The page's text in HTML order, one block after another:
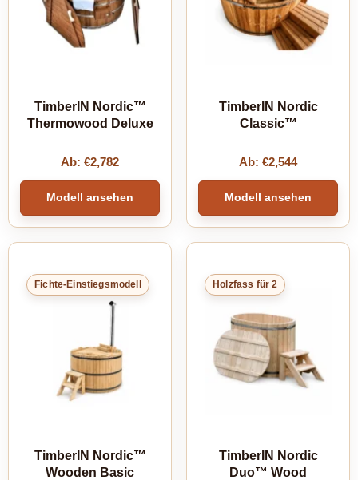
TimberIN Nordic™
Thermowood Deluxe
Ab: €2,782
Modell ansehen
TimberIN Nordic
Classic™
Ab: €2,544
Modell ansehen
Fichte-Einstiegsmodell
TimberIN Nordic™
Wooden Basic
Holzfass für 2
TimberIN Nordic
Duo™ Wood